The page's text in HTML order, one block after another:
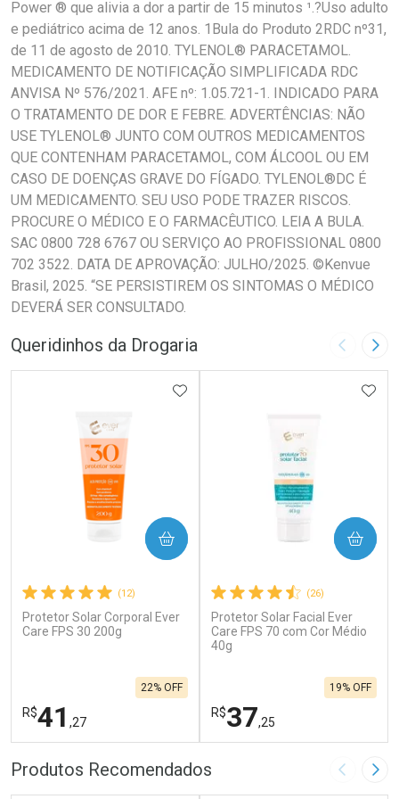
Power ® que alivia a dor a partir de 15 minutos ¹.?Uso adulto
e pediátrico acima de 12 anos. 1Bula do Produto 2RDC nº31,
de 11 de agosto de 2010. TYLENOL® PARACETAMOL.
MEDICAMENTO DE NOTIFICAÇÃO SIMPLIFICADA RDC
ANVISA Nº 576/2021. AFE nº: 1.05.721-1. INDICADO PARA
O TRATAMENTO DE DOR E FEBRE. ADVERTÊNCIAS: NÃO
USE TYLENOL® JUNTO COM OUTROS MEDICAMENTOS
QUE CONTENHAM PARACETAMOL, COM ÁLCOOL OU EM
CASO DE DOENÇAS GRAVE DO FÍGADO. TYLENOL®DC É
UM MEDICAMENTO. SEU USO PODE TRAZER RISCOS.
PROCURE O MÉDICO E O FARMACÊUTICO. LEIA A BULA.
SAC 0800 728 6767 OU SERVIÇO AO PROFISSIONAL 0800
702 3522. DATA DE APROVAÇÃO: JULHO/2025. ©Kenvue
Brasil, 2025. “SE PERSISTIREM OS SINTOMAS O MÉDICO
DEVERÁ SER CONSULTADO.
Queridinhos da Drogaria Imagem
(12)
Protetor Solar Corporal Ever
Care FPS 30 200g
R$41 ,27
22% OFF
ADICIONAR AOS FAVORITOS
COMPRAR
FECHAR
FECHAR
(26)
Protetor Solar Facial Ever
Care FPS 70 com Cor Médio
40g
R$37,25
19% OFF
COMPRAR
Produtos Recomendados Imagem